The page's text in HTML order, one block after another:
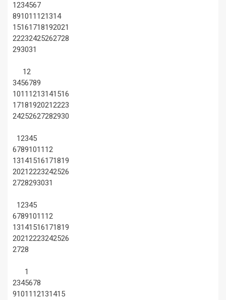
1234567
891011 121314
15161718192021
22232425262728
293031
12
3456789
1011 1213141516
17181920212223
24252627282930
12345
67891011 12
13141516171819
20212223242526
2728293031
12345
67891011 12
13141516171819
20212223242526
2728
1
2345678
91011 12131415